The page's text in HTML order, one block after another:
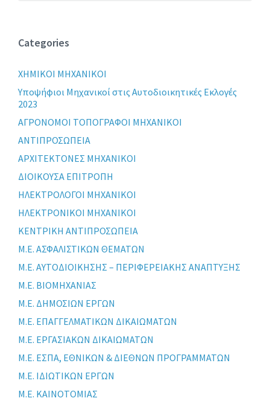
Categories
XHMIKOI MHXANIKOI
Yποψήφιοι Μηχανικοί στις Αυτοδιοικητικές Εκλογές
2023
ΑΓΡΟΝΟΜΟΙ ΤΟΠΟΓΡΑΦΟΙ ΜΗΧΑΝΙΚΟΙ
ΑΝΤΙΠΡΟΣΩΠΕΙΑ
ΑΡΧΙΤΕΚΤΟΝΕΣ ΜΗΧΑΝΙΚΟΙ
ΔΙΟΙΚΟΥΣΑ ΕΠΙΤΡΟΠΗ
ΗΛΕΚΤΡΟΛΟΓΟΙ ΜΗΧΑΝΙΚΟΙ
ΗΛΕΚΤΡΟΝΙΚΟΙ ΜΗΧΑΝΙΚΟΙ
ΚΕΝΤΡΙΚΗ ΑΝΤΙΠΡΟΣΩΠΕΙΑ
Μ.Ε. ΑΣΦΑΛΙΣΤΙΚΩΝ ΘΕΜΑΤΩΝ
Μ.Ε. ΑΥΤΟΔΙΟΙΚΗΣΗΣ – ΠΕΡΙΦΕΡΕΙΑΚΗΣ ΑΝΑΠΤΥΞΗΣ
Μ.Ε. ΒΙΟΜΗΧΑΝΙΑΣ
Μ.Ε. ΔΗΜΟΣΙΩΝ ΕΡΓΩΝ
Μ.Ε. ΕΠΑΓΓΕΛΜΑΤΙΚΩΝ ΔΙΚΑΙΩΜΑΤΩΝ
Μ.Ε. ΕΡΓΑΣΙΑΚΩΝ ΔΙΚΑΙΩΜΑΤΩΝ
Μ.Ε. ΕΣΠΑ, ΕΘΝΙΚΩΝ & ΔΙΕΘΝΩΝ ΠΡΟΓΡΑΜΜΑΤΩΝ
Μ.Ε. ΙΔΙΩΤΙΚΩΝ ΕΡΓΩΝ
Μ.Ε. ΚΑΙΝΟΤΟΜΙΑΣ